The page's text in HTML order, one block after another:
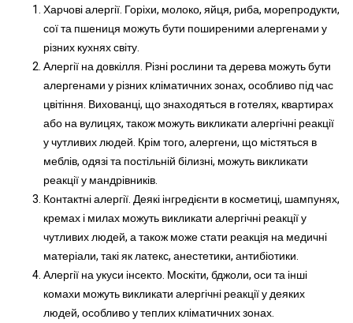
Харчові алергії. Горіхи, молоко, яйця, риба, морепродукти,
сої та пшениця можуть бути поширеними алергенами у
різних кухнях світу.
Алергії на довкілля. Різні рослини та дерева можуть бути
алергенами у різних кліматичних зонах, особливо під час
цвітіння. Вихованці, що знаходяться в готелях, квартирах
або на вулицях, також можуть викликати алергічні реакції
у чутливих людей. Крім того, алергени, що містяться в
меблів, одязі та постільній білизні, можуть викликати
реакції у мандрівників.
Контактні алергії. Деякі інгредієнти в косметиці, шампунях,
кремах і милах можуть викликати алергічні реакції у
чутливих людей, а також може стати реакція на медичні
матеріали, такі як латекс, анестетики, антибіотики.
Алергії на укуси інсекто. Москіти, бджоли, оси та інші
комахи можуть викликати алергічні реакції у деяких
людей, особливо у теплих кліматичних зонах.